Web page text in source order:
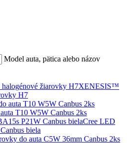
Model auta, pätica alebo názov
XENESIS™
H7
T10 W5W Canbus 2ks
Cree LED
biela